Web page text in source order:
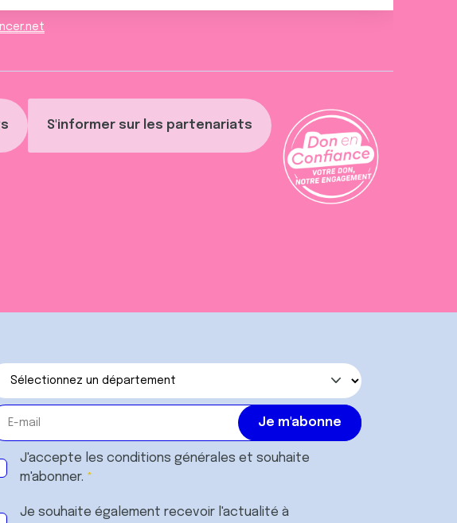
S'informer sur les partenariats
J'accepte les conditions générales et souhaite
m'abonner.
Je souhaite également recevoir l'actualité à